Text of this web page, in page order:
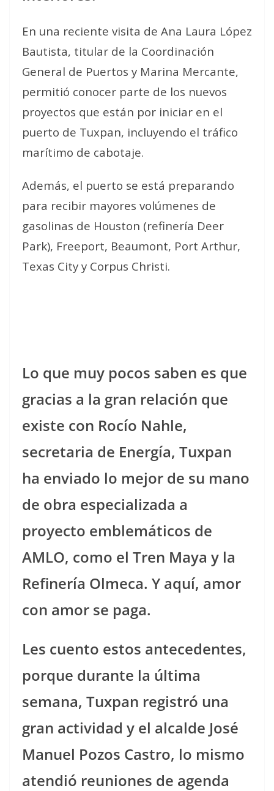
En una reciente visita de Ana Laura López
Bautista, titular de la Coordinación
General de Puertos y Marina Mercante,
permitió conocer parte de los nuevos
proyectos que están por iniciar en el
puerto de Tuxpan, incluyendo el tráfico
marítimo de cabotaje.
Además, el puerto se está preparando
para recibir mayores volúmenes de
gasolinas de Houston (refinería Deer
Park), Freeport, Beaumont, Port Arthur,
Texas City y Corpus Christi.
Lo que muy pocos saben es que
gracias a la gran relación que
existe con Rocío Nahle,
secretaria de Energía, Tuxpan
ha enviado lo mejor de su mano
de obra especializada a
proyecto emblemáticos de
AMLO, como el Tren Maya y la
Refinería Olmeca. Y aquí, amor
con amor se paga.
Les cuento estos antecedentes,
porque durante la última
semana, Tuxpan registró una
gran actividad y el alcalde José
Manuel Pozos Castro, lo mismo
atendió reuniones de agenda